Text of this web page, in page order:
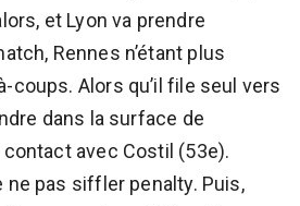
et Lyon va prendre
Rennes n’étant plus
coups. Alors qu’il file seul vers
dans la surface de
avec Costil (53e).
ne pas siffler penalty. Puis,